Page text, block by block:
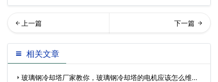
却塔厂家分享冷却塔使用时
安全事项(中温逆流式方形冷
回列表
相关文章
玻璃钢冷却塔厂家教你，玻璃钢冷却塔的电机应该怎么维护?